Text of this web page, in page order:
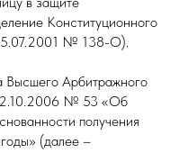
Конституционного
№ 138-О).
Высшего Арбитражного
№ 53 «Об
получения
(далее –